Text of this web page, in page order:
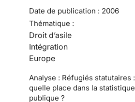
Date de publication : 2006
Thématique :
Droit d’asile
Intégration
Europe
Analyse : Réfugiés statutaires :
quelle place dans la statistique
publique ?